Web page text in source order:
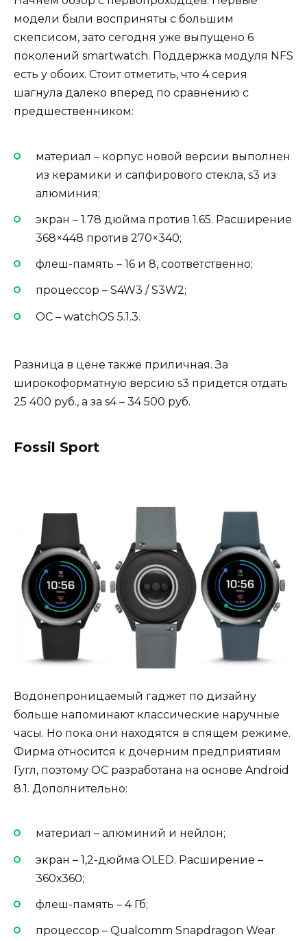
модели были восприняты с большим
скепсисом, зато сегодня уже выпущено 6
поколений smartwatch. Поддержка модуля NFS
есть у обоих. Стоит отметить, что 4 серия
шагнула далеко вперед по сравнению с
предшественником:
материал – корпус новой версии выполнен
из керамики и сапфирового стекла, s3 из
алюминия;
экран – 1.78 дюйма против 1.65. Расширение
368×448 против 270×340;
флеш-память – 16 и 8, соответственно;
процессор – S4W3 / S3W2;
ОС – watchOS 5.1.3.
Разница в цене также приличная. За
широкоформатную версию s3 придется отдать
25 400 руб., а за s4 – 34 500 руб.
Fossil Sport
Водонепроницаемый гаджет по дизайну
больше напоминают классические наручные
часы. Но пока они находятся в спящем режиме.
Фирма относится к дочерним предприятиям
Гугл, поэтому ОС разработана на основе Android
8.1. Дополнительно:
материал – алюминий и нейлон;
экран – 1,2-дюйма OLED. Расширение –
360х360;
флеш-память – 4 Гб;
процессор – Qualcomm Snapdragon Wear